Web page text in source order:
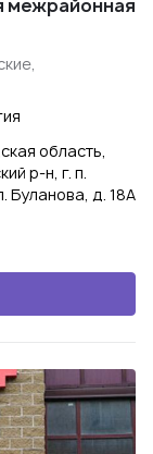
межрайонная
область,
р-н, г. п.
Буланова, д. 18А